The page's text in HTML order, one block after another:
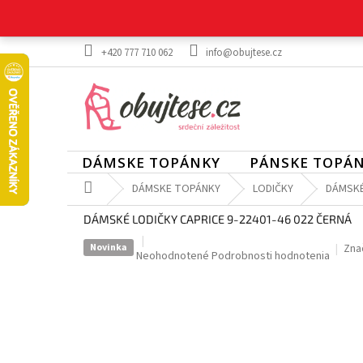
obsah
+420 777 710 062 info@obujtese.cz
DÁMSKE TOPÁNKY PÁNSKE
DomovDÁMSKE TOPÁNKY LODIČKY
DÁMSKÉ LODIČKY CAPRICE 9-22401-46 022 ČERNÁ
Novinka
Priemerné
Neohodnotené Podrobnosti hodnotenia